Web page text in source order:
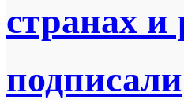
странах и
подписали